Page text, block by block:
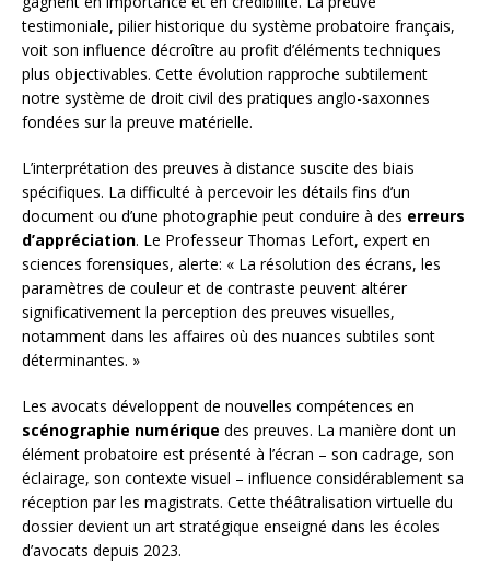
testimoniale, pilier historique du système probatoire français,
voit son influence décroître au profit d’éléments techniques
plus objectivables. Cette évolution rapproche subtilement
notre système de droit civil des pratiques anglo-saxonnes
fondées sur la preuve matérielle.
L’interprétation des preuves à distance suscite des biais
spécifiques. La difficulté à percevoir les détails fins d’un
document ou d’une photographie peut conduire à des erreurs
d’appréciation. Le Professeur Thomas Lefort, expert en
sciences forensiques, alerte: « La résolution des écrans, les
paramètres de couleur et de contraste peuvent altérer
significativement la perception des preuves visuelles,
notamment dans les affaires où des nuances subtiles sont
déterminantes. »
Les avocats développent de nouvelles compétences en
scénographie numérique des preuves. La manière dont un
élément probatoire est présenté à l’écran – son cadrage, son
éclairage, son contexte visuel – influence considérablement sa
réception par les magistrats. Cette théâtralisation virtuelle du
dossier devient un art stratégique enseigné dans les écoles
d’avocats depuis 2023.